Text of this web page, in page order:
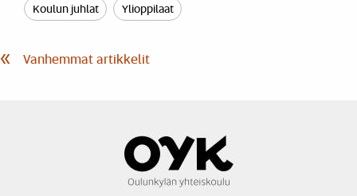
Koulun juhlat Ylioppilaat
Artikkelien
selaus
Vanhemmat artikkelit